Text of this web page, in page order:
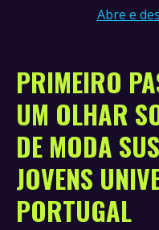
Abre e
PRIMEIRO
UM OLHAR
DE MODA
JOVENS
PORTUGAL